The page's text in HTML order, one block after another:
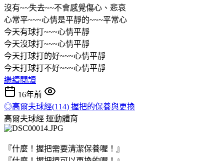
沒有~~失去~~不會感覺傷心、悲哀
心常平~~~心情是平靜的~~~平常心
今天有球打~~~心情平靜
今天沒球打~~~心情平靜
今天打球打的好~~~心情平靜
今天打球打不好~~~心情平靜
繼續閱讀
16年前
◎高爾夫球經(114) 握把的保養與更換
高爾夫球經 運動體育
『什麼！握把需要清潔保養喔！』